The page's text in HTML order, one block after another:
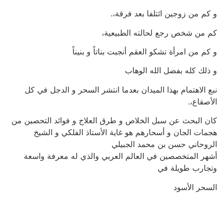
و كم من زوجين ائتلفا بعد فرقة،.
كم من شخص رجع لحالته الطبيعية،
و كم من امرأة تشكو العقم أنجبت بناتاً و بنيناً
و ذلك كله بفضل الله الوهاب
نبع الاهتمام بهذا الميدان بعدما انتشر السحر و الدجل في كل
الأصقاع،.
كان البحث عن سبل الخلاص و طرق العلاج و فوائد التحصين من
هجمات الجان و أسحارهم هو غاية الأستاذ الفلكي و الشيخ
الروحاني حسن بن محمد الجبيلي
أشهر المتخصصين في العالم العربي والذي له معرفة واسعة
وتجارب طويلة في
السحر الأسود